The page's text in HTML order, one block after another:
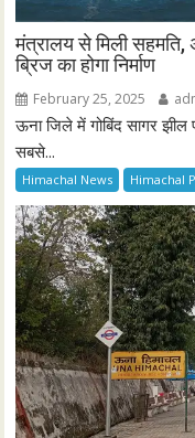
मंत्रालय से मिली
ब्रिज का होगा निर्माण
February 25, 2025
ऊना जिले में गोबिंद सागर झील
सबसे...
Himachal News Himachal